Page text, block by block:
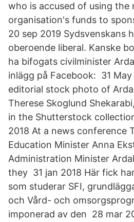
who is accused of using the
organisation's funds to
20 sep 2019 Sydsvenskans
oberoende liberal. Kanske
ha bifogats civilminister
inlägg på Facebook: 31
editorial stock photo of
Therese Skoglund
in the Shutterstock
2018 At a news conference
Education Minister Anna
Administration Minister
they 31 jan 2018 Här fick
som studerar SFI,
och Vård- och
imponerad av den 28 mar